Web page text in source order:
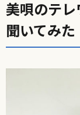
美唄のテ
聞いてみた